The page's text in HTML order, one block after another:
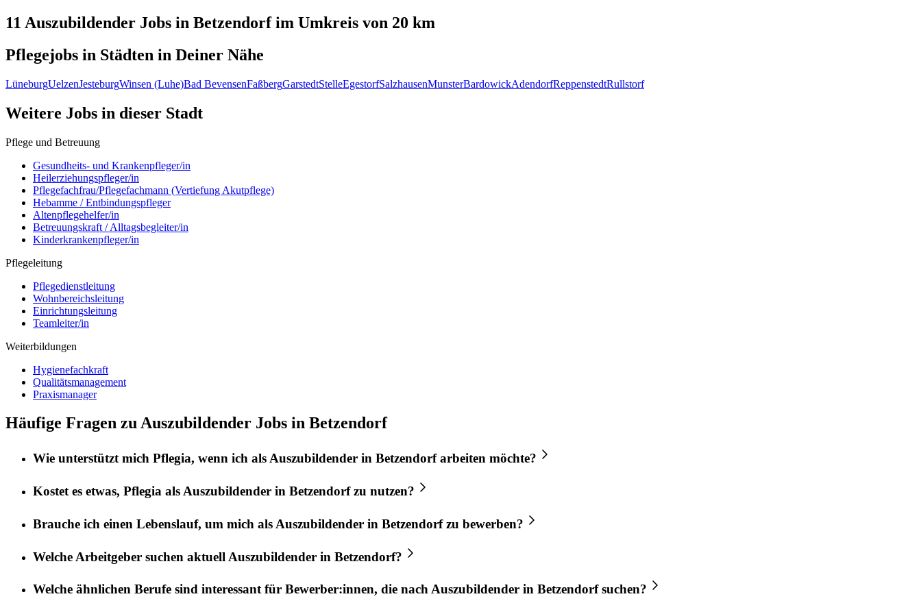
11 Auszubildender Jobs in Betzendorfim Umkreis von 20 km
Pflegejobs in Städten in Deiner Nähe
LüneburgUelzenJesteburgWinsen (Luhe)Bad BevensenFaßbergGarstedtStelleEgestorfSalzhausenMunsterBardowickAdendorfReppenstedtRullstorf
Weitere Jobs in dieser Stadt
Pflege und Betreuung
Gesundheits- und Krankenpfleger/in
Heilerziehungspfleger/in
Pflegefachfrau/Pflegefachmann (Vertiefung Akutpflege)
Hebamme / Entbindungspfleger
Altenpflegehelfer/in
Betreuungskraft / Alltagsbegleiter/in
Kinderkrankenpfleger/in
Pflegeleitung
Pflegedienstleitung
Wohnbereichsleitung
Einrichtungsleitung
Teamleiter/in
Weiterbildungen
Hygienefachkraft
Qualitätsmanagement
Praxismanager
Häufige Fragen zu Auszubildender Jobs in Betzendorf
Wie unterstützt mich Pflegia, wenn ich alsAuszubildender in Betzendorfarbeiten möchte?
Kostet es etwas, Pflegia als Auszubildender in Betzendorfzu nutzen?
Brauche ich einen Lebenslauf, um mich als Auszubildender in Betzendorfzu bewerben?
Welche Arbeitgeber suchen aktuell Auszubildender in Betzendorf?
Welche ähnlichen Berufe sind interessant für Bewerber:innen, die nachAuszubildender in Betzendorfsuchen?